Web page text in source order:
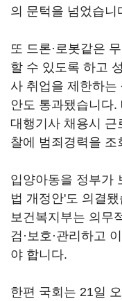
의 문턱을 넘었습니
또 드론·로봇같은
할 수 있도록 하고
사 취업을 제한하는
안도 통과됐습니다
대행기사 채용시 근
찰에 범죄경력을 조
입양아동을 정부가
법 개정안'도 의결
보건복지부는 의무
검·보호·관리하고
야 합니다.
한편 국회는 21일